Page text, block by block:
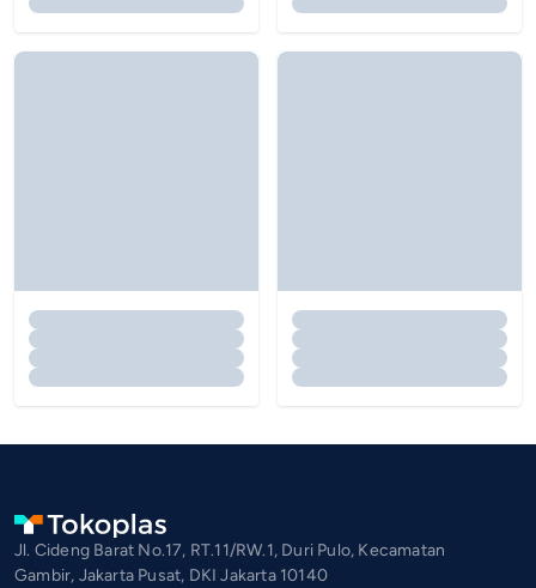
Jl. Cideng Barat No.17, RT.11/RW.1, Duri Pulo, Kecamatan
Gambir, Jakarta Pusat, DKI Jakarta 10140